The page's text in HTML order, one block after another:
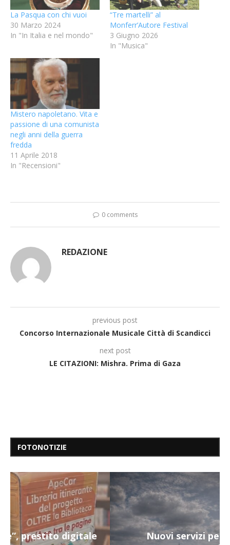
La Pasqua con chi vuoi
30 Marzo 2024
In "In Italia e nel mondo"
“Tre martelli” al
Monferr’Autore Festival
3 Giugno 2026
In "Musica"
Mistero napoletano. Vita e
passione di una comunista
negli anni della guerra
fredda
11 Aprile 2018
In "Recensioni"
0 comments
REDAZIONE
previous post
Concorso Internazionale Musicale Città di Scandicci
next post
LE CITAZIONI: Mishra. Prima di Gaza
FOTONOTIZIE
Nuovi servizi per i più fragili a